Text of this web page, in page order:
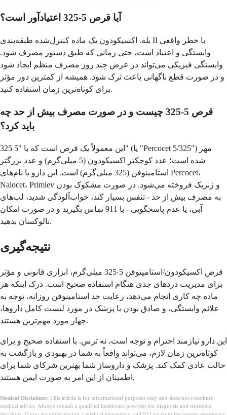
آیا قرص 5-325 اعتیادآور است؟
بله. اکسیکودون یک ماده کنترل‌شده طبقه‌بندی II با خطر واقعی
وابستگی و اعتیاد است، حتی زمانی که طبق دستور مصرف شود.
وابستگی فیزیکی می‌تواند در عرض چند روز مصرف منظم ایجاد شود
و در صورت قطع ناگهانی باعث ترک شود. همیشه از کمترین دوز مؤثر
برای کوتاه‌ترین زمان استفاده کنید.
قرص 5-325 چیست و در صورت مصرف بیش از حد چه
باید کرد؟
این معمولاً یک قرص است که با "5 325" (یا "Percocet 5/325") مهر
شده است؛ عدد کوچکتر اکسیکودون (5 میلی‌گرم) و عدد بزرگتر
استامینوفن (325 میلی‌گرم) است. این دارو با نام‌های Percocet،
Nalocet، Primlev و ژنریک فروخته می‌شود. در صورت مشکوک بودن
به مصرف بیش از حد - تنفس بسیار کند، خواب‌آلودگی شدید، لب‌های
آبی، یا عدم پاسخگویی - با 911 تماس بگیرید و در صورت امکان
نالوکسان بدهید.
نتیجه‌گیری
قرص اکسیکودون/استامینوفن 5-325 میلی‌گرم، ابزاری قانونی و مؤثر
برای مدیریت دردهای جدی هنگام استفاده صحیح است. درک اینکه هر
ماده چه کاری انجام می‌دهد، رعایت حد استامینوفن روزانه، توجه به
علائم وابستگی، و صادق بودن با پزشک در مورد لیست کامل داروها،
چهار مورد مهم‌ترین هستند.
این دارو نیازمند احترام و توجه است، نه ترس. با استفاده صحیح و برای
کوتاه‌ترین زمان لازم، می‌تواند واقعاً به شما در بهبودی و بازگشت به
حالت عادی کمک کند. پزشک و داروساز شما بهترین شرکای شما برای
اطمینان از این امر به صورت ایمن هستند.
Medical Disclaimer: This article is for informational purposes only and does not constitute
medical advice. Always consult a qualified healthcare provider for diagnosis and treatment